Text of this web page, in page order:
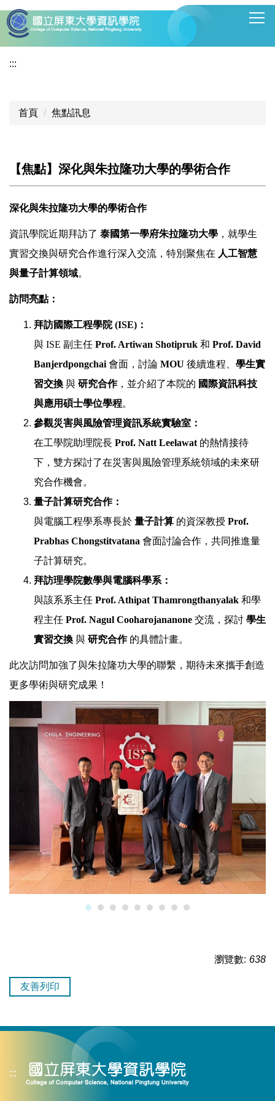
跳
到
主
內
:::
首頁 焦點訊息
【焦點】深化與朱拉隆功大學的學術合作
深化與朱拉隆功大學的學術合作
資訊學院近期拜訪了 泰國第一學府朱拉隆功大學 ，就學生
實習交換與研究合作進行深入交流，特別聚焦在 人工智慧
與量子計算領域。
訪問亮點：
拜訪國際工程學院 (ISE)：
與 ISE 副主任 Prof. Artiwan Shotipruk 和 Prof. David
Banjerdpongchai 會面，討論 MOU 後續進程、 學生實
習交換 與 研究合作，並介紹了本院的 國際資訊科技
與應用碩士學位學程。
參觀災害與風險管理資訊系統實驗室：
在工學院助理院長 Prof. Natt Leelawat 的熱情接待
下，雙方探討了在災害與風險管理系統領域的未來研
究合作機會。
量子計算研究合作：
與電腦工程學系專長於 量子計算 的資深教授 Prof.
Prabhas Chongstitvatana 會面討論合作，共同推進量
子計算研究。
拜訪理學院數學與電腦科學系：
與該系系主任 Prof. Athipat Thamrongthanyalak 和學
程主任 Prof. Nagul Cooharojananone 交流，探討 學生
實習交換 與 研究合作的具體計畫。
此次訪問加強了與朱拉隆功大學的聯繫，期待未來攜手創造
更多學術與研究成果！
瀏覽數: 638
友善列印
:::